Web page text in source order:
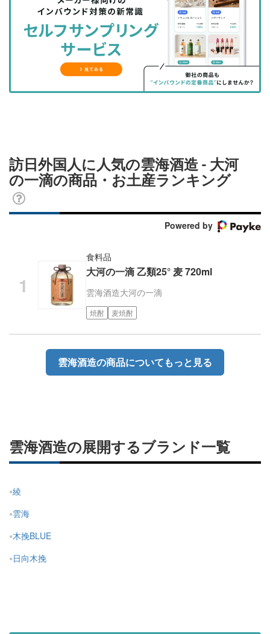
シ
ェ
る
シ
ェ
ア
す
る
ク
マ
に
購
読
す
る
録
す
る
訪日外国人に人気の雲海酒造 - 大河
の一滴の商品・お土産ランキング
Powered by
食料品
大河の一滴 乙類25° 麦 720ml
雲海酒造大河の一滴
焼酎 麦焼酎
雲海酒造の商品についてもっと見る
雲海酒造の展開するブランド一覧
綾
雲海
木挽BLUE
日向木挽